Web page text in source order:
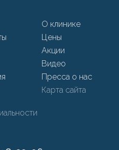
О клинике
Цены
Акции
Видео
Пресса о нас
Карта сайта